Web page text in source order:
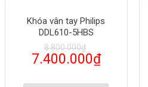
Khóa vân tay Philips
DDL610-5HBS
8.800.000₫
7.400.000₫